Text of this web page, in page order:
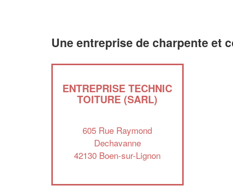
Une entreprise de charpente et
ENTREPRISE TECHNIC
TOITURE (SARL)
605 Rue Raymond
Dechavanne
42130 Boen-sur-Lignon